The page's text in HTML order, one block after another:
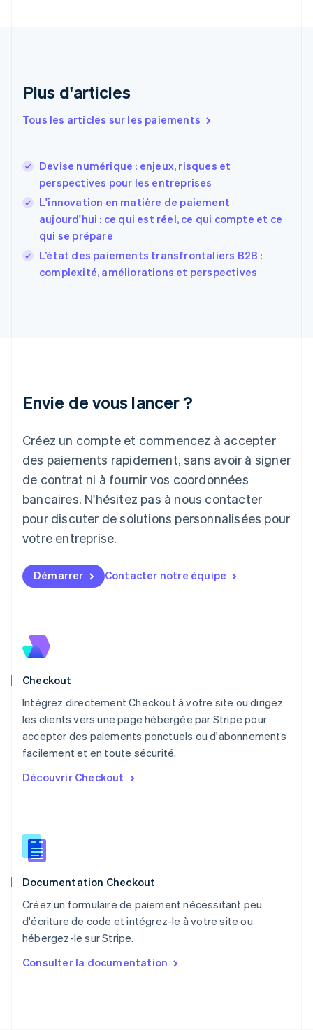
Plus d'articles
Tous les articles sur les paiements
Devise numérique : enjeux, risques et
perspectives pour les entreprises
L'innovation en matière de paiement
aujourd'hui : ce qui est réel, ce qui compte et ce
qui se prépare
L’état des paiements transfrontaliers B2B :
complexité, améliorations et perspectives
Envie de vous lancer ?
Créez un compte et commencez à accepter
des paiements rapidement, sans avoir à signer
de contrat ni à fournir vos coordonnées
bancaires. N'hésitez pas à nous contacter
pour discuter de solutions personnalisées pour
votre entreprise.
Démarrer Contacter notre équipe
Checkout
Intégrez directement Checkout à votre site ou dirigez
les clients vers une page hébergée par Stripe pour
accepter des paiements ponctuels ou d'abonnements
facilement et en toute sécurité.
Découvrir Checkout
Documentation Checkout
Créez un formulaire de paiement nécessitant peu
d'écriture de code et intégrez-le à votre site ou
hébergez-le sur Stripe.
Consulter la documentation
English
Émirats arabes unis
Estonie
États-Unis
EnglishEspañol 简体中文
Finlande
English Svenska
France
FrançaisEnglish
Gibraltar
English
Italie
Japon
日本語
Lettonie
English
Liechtenstein
DeutschEnglish
English
FrançaisDeutschEnglish
Malaisie
Mexique
Español
English
Nouvelle-Zélande
English
Pays-Bas
Nederlands English
Pologne
Portugal
République tchèque
English
English
Royaume-Uni
Singapour
English简体中文
English